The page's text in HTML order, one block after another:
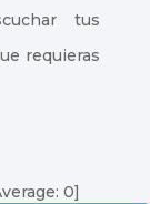
tus
requieras
0]